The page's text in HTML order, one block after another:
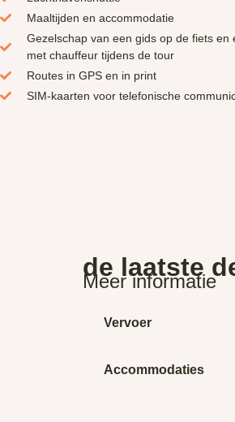
Maaltijden en accommodatie
Gezelschap van een gids op de fiets en
met chauffeur tijdens de tour
Routes in GPS en in print
SIM-kaarten voor telefonische
de laatste
Meer informatie
Vervoer
Accommodaties